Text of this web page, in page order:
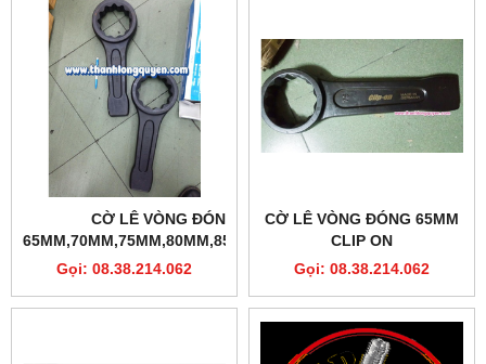
CỜ LÊ VÒNG ĐÓNG
65MM,70MM,75MM,80MM,85MM,90MM
CLIP-ON
Gọi: 08.38.214.062
CỜ LÊ VÒNG ĐÓNG 65MM
CLIP ON
Gọi: 08.38.214.062